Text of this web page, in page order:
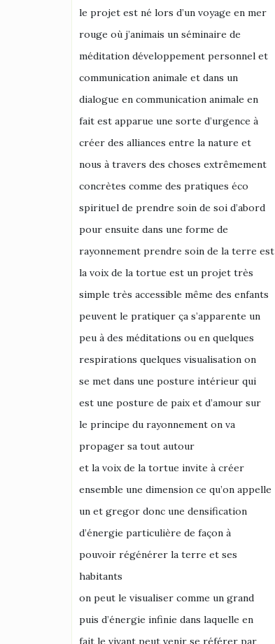
le projet est né lors d’un voyage en mer
rouge où j’animais un séminaire de
méditation développement personnel et
communication animale et dans un
dialogue en communication animale en
fait est apparue une sorte d’urgence à
créer des alliances entre la nature et
nous à travers des choses extrêmement
concrètes comme des pratiques éco
spirituel de prendre soin de soi d’abord
pour ensuite dans une forme de
rayonnement prendre soin de la terre est
la voix de la tortue est un projet très
simple très accessible même des enfants
peuvent le pratiquer ça s’apparente un
peu à des méditations ou en quelques
respirations quelques visualisation on
se met dans une posture intérieur qui
est une posture de paix et d’amour sur
le principe du rayonnement on va
propager sa tout autour
et la voix de la tortue invite à créer
ensemble une dimension ce qu’on appelle
un et gregor donc une densification
d’énergie particulière de façon à
pouvoir régénérer la terre et ses
habitants
on peut le visualiser comme un grand
puis d’énergie infinie dans laquelle en
fait le vivant peut venir se référer par